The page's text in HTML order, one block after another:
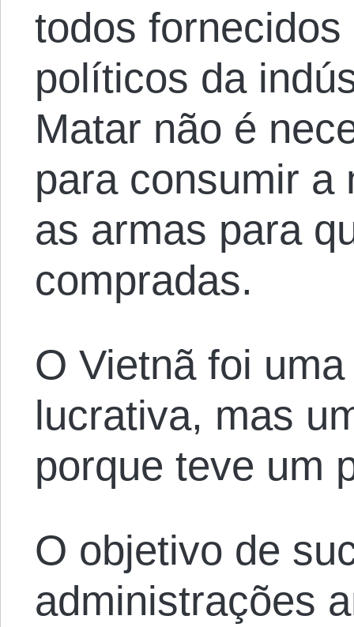
todos
políticos da
Matar não é
para consumir a
as armas para
compradas.
O Vietnã foi
lucrativa, mas
porque teve um
O objetivo de
administrações